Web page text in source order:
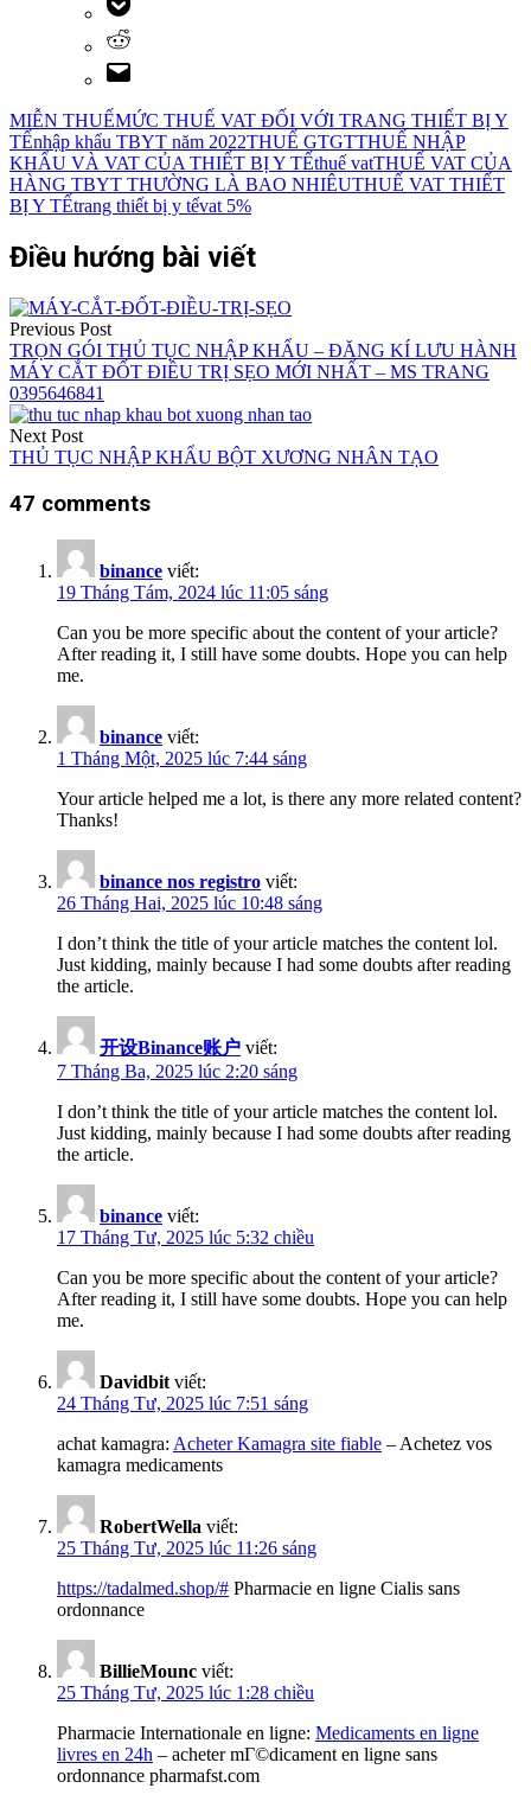
MIỄN THUẾMỨC THUẾ VAT ĐỐI VỚI TRANG THIẾT BỊ Y
TẾnhập khẩu TBYT năm 2022THUẾ GTGTTHUẾ NHẬP
KHẨU VÀ VAT CỦA THIẾT BỊ Y TẾthuế vatTHUẾ VAT CỦA
HÀNG TBYT THƯỜNG LÀ BAO NHIÊUTHUẾ VAT THIẾT
BỊ Y TẾtrang thiết bị y tếvat 5%
Điều hướng bài viết
Previous Post
TRỌN GÓI THỦ TỤC NHẬP KHẨU – ĐĂNG KÍ LƯU HÀNH
MÁY CẮT ĐỐT ĐIỀU TRỊ SẸO MỚI NHẤT – MS TRANG
0395646841
Next Post
THỦ TỤC NHẬP KHẨU BỘT XƯƠNG NHÂN TẠO
47 comments
binance viết:
19 Tháng Tám, 2024 lúc 11:05 sáng
Can you be more specific about the content of your article?
After reading it, I still have some doubts. Hope you can help
me.
binance viết:
1 Tháng Một, 2025 lúc 7:44 sáng
Your article helped me a lot, is there any more related content?
Thanks!
binance nos registro viết:
26 Tháng Hai, 2025 lúc 10:48 sáng
I don’t think the title of your article matches the content lol.
Just kidding, mainly because I had some doubts after reading
the article.
开设Binance账户 viết:
7 Tháng Ba, 2025 lúc 2:20 sáng
I don’t think the title of your article matches the content lol.
Just kidding, mainly because I had some doubts after reading
the article.
binance viết:
17 Tháng Tư, 2025 lúc 5:32 chiều
Can you be more specific about the content of your article?
After reading it, I still have some doubts. Hope you can help
me.
Davidbit viết:
24 Tháng Tư, 2025 lúc 7:51 sáng
achat kamagra: Acheter Kamagra site fiable – Achetez vos
kamagra medicaments
RobertWella viết:
25 Tháng Tư, 2025 lúc 11:26 sáng
https://tadalmed.shop/# Pharmacie en ligne Cialis sans
ordonnance
BillieMounc viết:
25 Tháng Tư, 2025 lúc 1:28 chiều
Pharmacie Internationale en ligne: Medicaments en ligne
livres en 24h – acheter mГ©dicament en ligne sans
ordonnance pharmafst.com